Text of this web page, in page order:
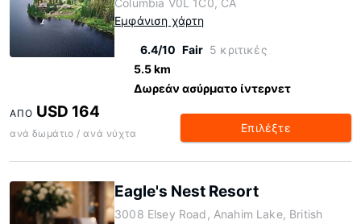
Columbia V0L 1C0, CA
Εμφάνιση χάρτη
6.4/10 Fair 5 κριτικές
5.5 km
Δωρεάν ασύρματο ίντερνετ
ΑΠΌ USD 164
ανά δωμάτιο / ανά νύχτα Επιλέξτε
Eagle's Nest Resort
3008 Elsey Road, Anahim Lake, British